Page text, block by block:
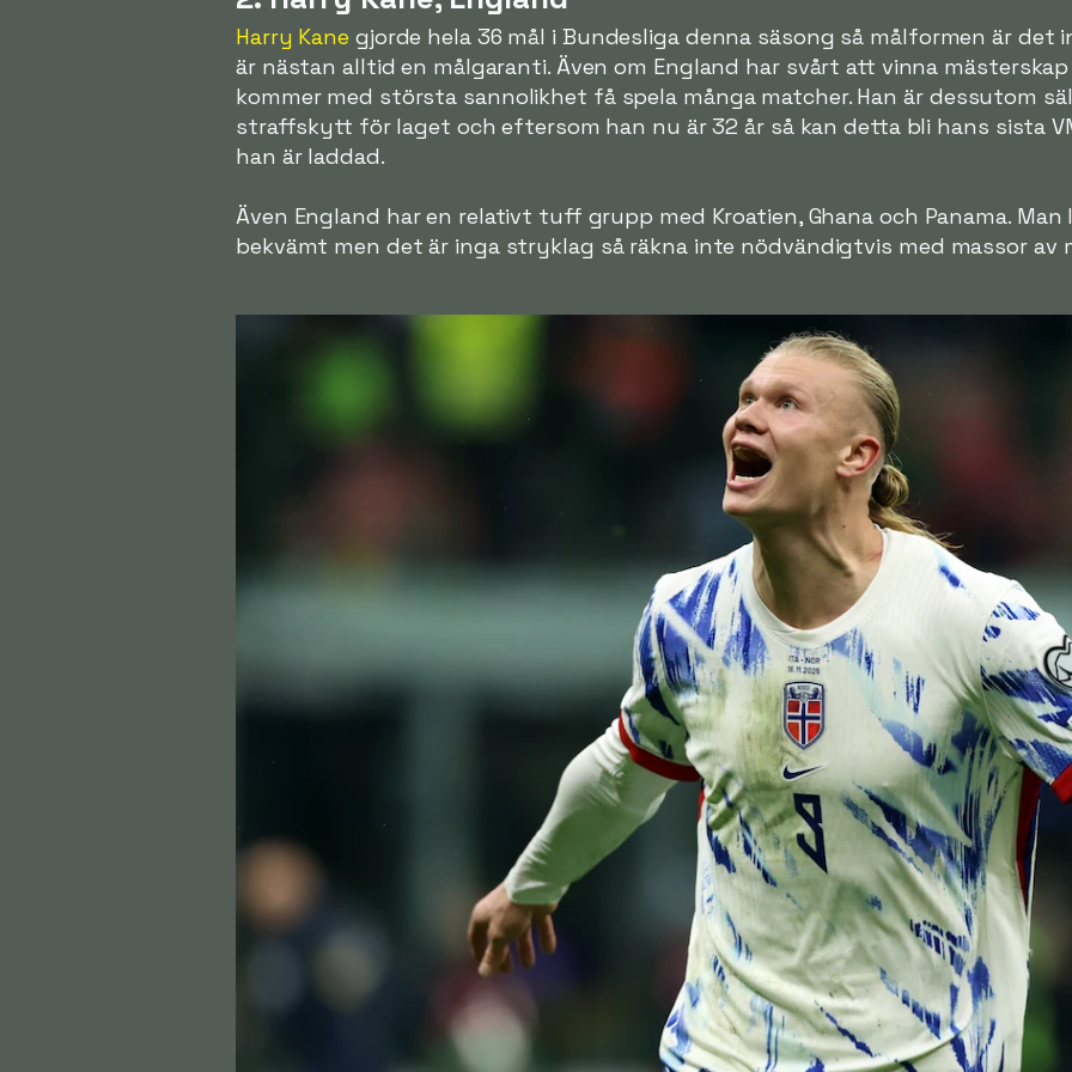
Harry Kane gjorde hela 36 mål i Bundesliga denna säsong så målformen är det
är nästan alltid en målgaranti. Även om England har svårt att vinna
kommer med största sannolikhet få spela många matcher. Han är dessutom
straffskytt för laget och eftersom han nu är 32 år så kan detta bli hans sista
han är laddad.
Även England har en relativt tuff grupp med Kroatien, Ghana och Panama.
bekvämt men det är inga stryklag så räkna inte nödvändigtvis med massor av